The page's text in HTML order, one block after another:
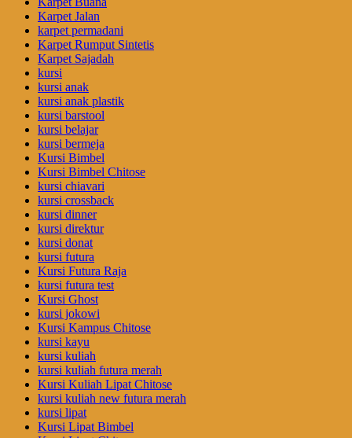
Karpet Jalan
karpet permadani
Karpet Rumput Sintetis
Karpet Sajadah
kursi
kursi anak
kursi anak plastik
kursi barstool
kursi belajar
kursi bermeja
Kursi Bimbel
Kursi Bimbel Chitose
kursi chiavari
kursi crossback
kursi dinner
kursi direktur
kursi donat
kursi futura
Kursi Futura Raja
kursi futura test
Kursi Ghost
kursi jokowi
Kursi Kampus Chitose
kursi kayu
kursi kuliah
kursi kuliah futura merah
Kursi Kuliah Lipat Chitose
kursi kuliah new futura merah
kursi lipat
Kursi Lipat Bimbel